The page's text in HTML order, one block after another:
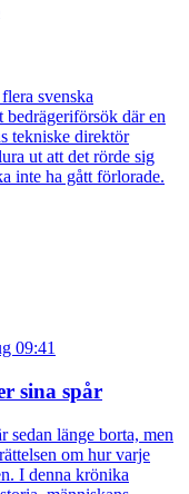
svenska
bedrägeriförsök där en
tekniske direktör
ut att det rörde sig
inte ha gått förlorade.
09:41
sina spår
sedan länge borta, men
om hur varje
I denna krönika